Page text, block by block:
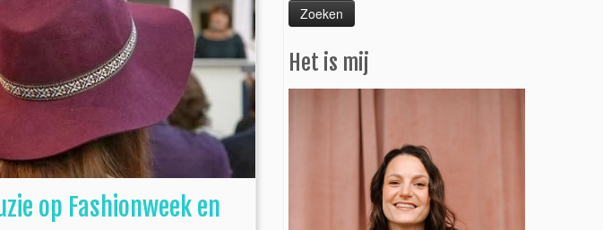
op Fashionweek en
Het is mij